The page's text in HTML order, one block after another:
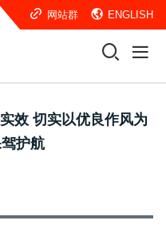
网站群 ENGLISH
效 切实以优良作风为
护航